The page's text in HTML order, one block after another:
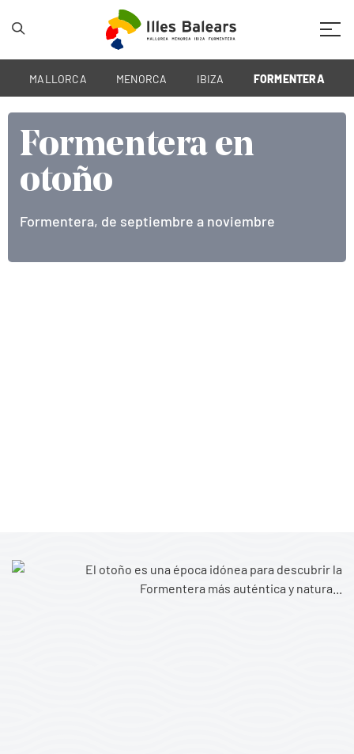
MALLORCA MENORCA IBIZA FORMENTERA
Formentera en
otoño
Formentera, de septiembre a noviembre
Formentera en
otoño
Formentera, de septiembre a noviembre